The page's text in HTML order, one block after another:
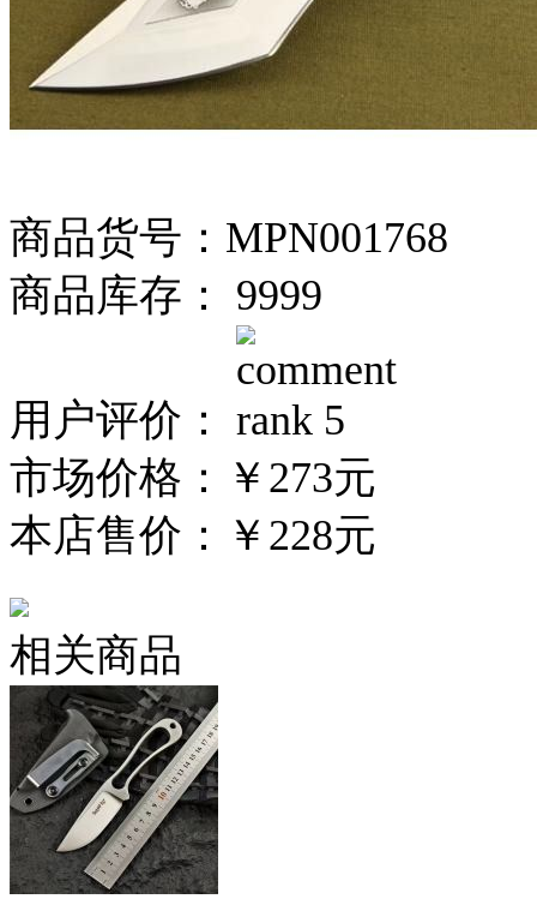
商品货号：MPN001768
商品库存： 9999
用户评价：
市场价格： ￥273元
本店售价： ￥228元
相关商品